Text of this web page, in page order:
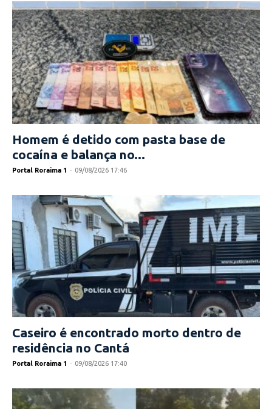
Homem é detido com pasta base de
cocaína e balança no...
Portal Roraima 1 - 09/08/2026 17:46
Caseiro é encontrado morto dentro de
residência no Cantá
Portal Roraima 1 - 09/08/2026 17:40